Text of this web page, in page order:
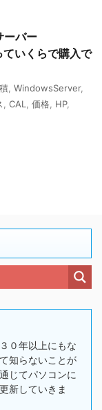
ーバー
いくらで購入で
WindowsServer,
CAL 価格 HP,
０年以上にもな
知らないことが
じてパソコンに
新していきま